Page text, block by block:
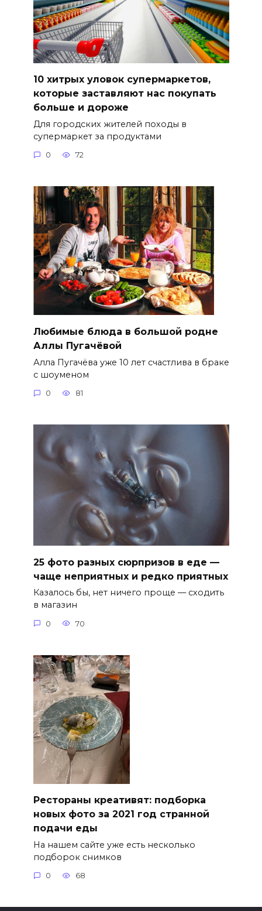
10 хитрых уловок супермаркетов,
которые заставляют нас покупать
больше и дороже
Для городских жителей походы в
супермаркет за продуктами
0 72
Любимые блюда в большой родне
Аллы Пугачёвой
Алла Пугачёва уже 10 лет счастлива в браке
с шоуменом
0 81
25 фото разных сюрпризов в еде —
чаще неприятных и редко приятных
Казалось бы, нет ничего проще — сходить
в магазин
0 70
Рестораны креативят: подборка
новых фото за 2021 год странной
подачи еды
На нашем сайте уже есть несколько
подборок снимков
0 68